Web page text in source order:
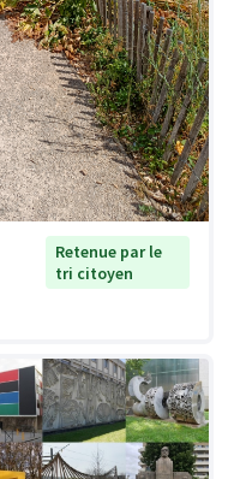
Retenue par le
tri citoyen